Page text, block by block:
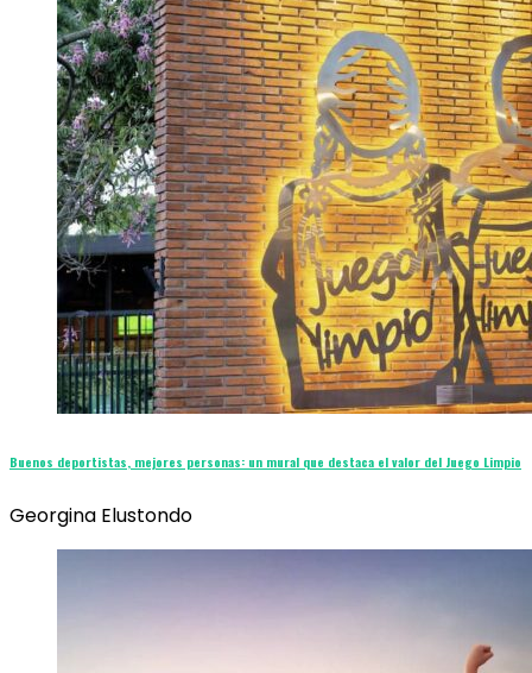
Buenos deportistas, mejores personas: un mural que destaca el valor del Juego Limpio
Georgina Elustondo